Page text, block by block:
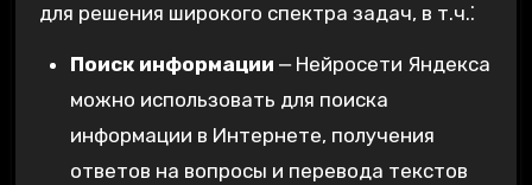
для решения широкого спектра задач‚ в т.ч.⁚
Поиск информации ⎼ Нейросети Яндекса
можно использовать для поиска
информации в Интернете‚ получения
ответов на вопросы и перевода текстов